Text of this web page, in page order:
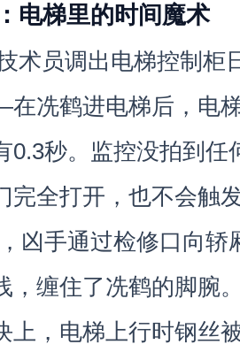
电梯里的时间魔术
术员调出电梯控制柜
冼鹤进电梯后，电
0.3秒。监控没拍到任
完全打开，也不会触
凶手通过检修口向轿
，缠住了冼鹤的脚腕
上，电梯上行时钢丝